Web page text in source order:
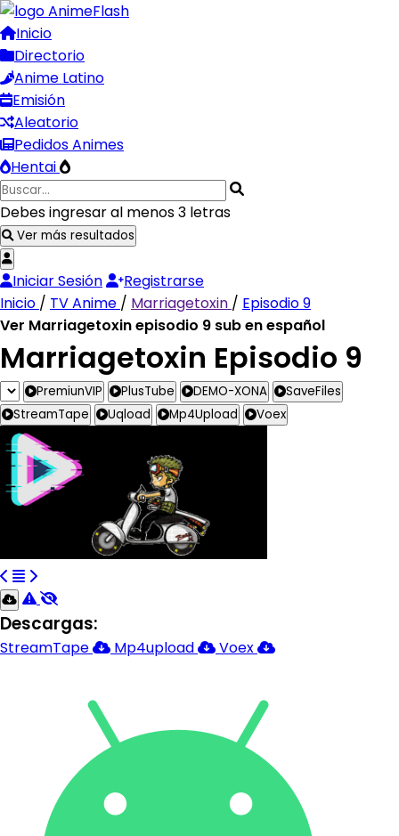
Inicio
Directorio
Anime Latino
Emisión
Aleatorio
Pedidos Animes
Hentai
Debes ingresar al menos 3 letras
Ver más resultados
Iniciar Sesión
Registrarse
Inicio / TV Anime / Marriagetoxin / Episodio 9
Ver Marriagetoxin episodio 9 sub en español
Marriagetoxin Episodio 9
PremiunVIP PlusTube DEMO-XONA
SaveFiles
StreamTape
Uqload Mp4Upload Voex
Descargas:
StreamTape Mp4upload Voex